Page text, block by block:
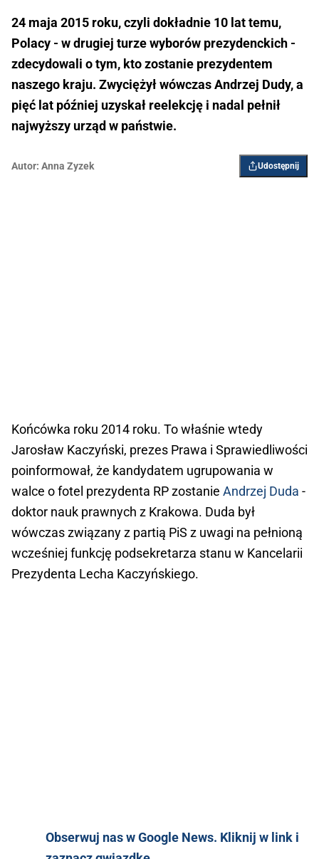
24 maja 2015 roku, czyli dokładnie 10 lat temu,
Polacy - w drugiej turze wyborów prezydenckich -
zdecydowali o tym, kto zostanie prezydentem
naszego kraju. Zwyciężył wówczas Andrzej Dudy, a
pięć lat później uzyskał reelekcję i nadal pełnił
najwyższy urząd w państwie.
Autor: Anna Zyzek Udostępnij
Końcówka roku 2014 roku. To właśnie wtedy
Jarosław Kaczyński, prezes Prawa i Sprawiedliwości
poinformował, że kandydatem ugrupowania w
walce o fotel prezydenta RP zostanie Andrzej Duda -
doktor nauk prawnych z Krakowa. Duda był
wówczas związany z partią PiS z uwagi na pełnioną
wcześniej funkcję podsekretarza stanu w Kancelarii
Prezydenta Lecha Kaczyńskiego.
Obserwuj nas w Google News. Kliknij w link i